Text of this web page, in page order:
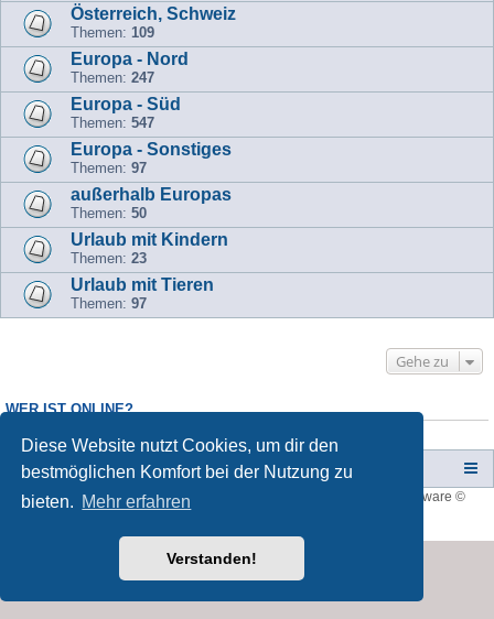
Diese Website nutzt Cookies, um dir den
bestmöglichen Komfort bei der Nutzung zu
bieten. Mehr erfahren
Verstanden!
Österreich, Schweiz
Themen: 109
Europa - Nord
Themen: 247
Europa - Süd
Themen: 547
Europa - Sonstiges
Themen: 97
außerhalb Europas
Themen: 50
Urlaub mit Kindern
Themen: 23
Urlaub mit Tieren
Themen: 97
Gehe zu
WER IST ONLINE?
Campers-World-Forum Portal Foren-Übersicht
Style developer byforum tricolor
® Forum Software ©